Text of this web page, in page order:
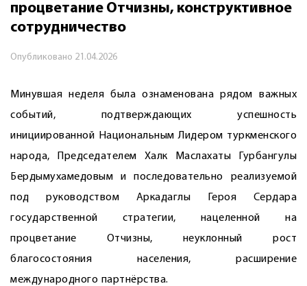
процветание Отчизны, конструктивное
сотрудничество
Опубликовано 21.04.2026
Минувшая неделя была ознаменована рядом важных
событий, подтверждающих успешность
инициированной Национальным Лидером туркменского
народа, Председателем Халк Маслахаты Гурбангулы
Бердымухамедовым и последовательно реализуемой
под руководством Аркадаглы Героя Сердара
государственной стратегии, нацеленной на
процветание Отчизны, неуклонный рост
благосостояния населения, расширение
международного партнёрства.